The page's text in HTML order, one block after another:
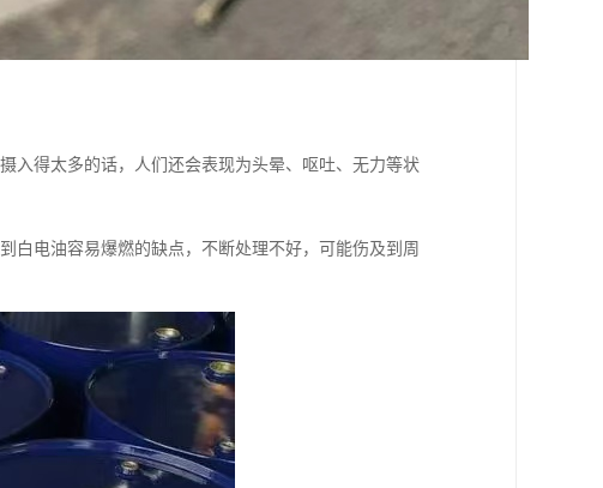
入得太多的话，人们还会表现为头晕、呕吐、无力等状
白电油容易爆燃的缺点，不断处理不好，可能伤及到周